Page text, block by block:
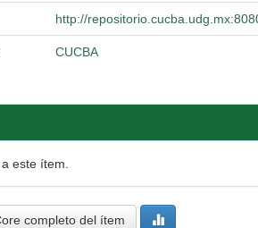
http://
CUCBA
este ítem.
completo del ítem